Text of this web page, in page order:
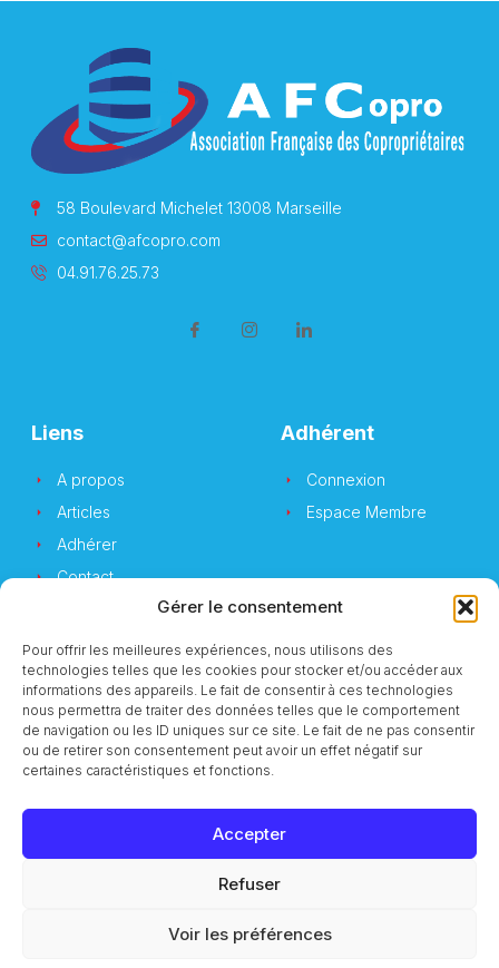
Gérer le consentement
Pour offrir les meilleures expériences, nous utilisons des
technologies telles que les cookies pour stocker et/ou accéder aux
informations des appareils. Le fait de consentir à ces technologies
nous permettra de traiter des données telles que le comportement
de navigation ou les ID uniques sur ce site. Le fait de ne pas consentir
ou de retirer son consentement peut avoir un effet négatif sur
certaines caractéristiques et fonctions.
Accepter
Refuser
Voir les préférences
58 Boulevard Michelet 13008 Marseille
contact@afcopro.com
04.91.76.25.73
Liens
A propos
Articles
Adhérer
Contact
Adhérent
Connexion
Espace Membre
Newsletter
Vous souhaitez suivre notre actualité ?
S'inscrire
© 2023 CMI Services